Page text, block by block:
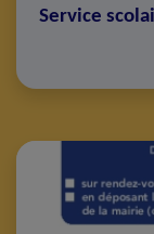
Service